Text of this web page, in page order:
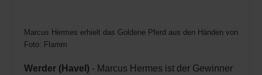
Marcus Hermes erhielt das Goldene Pferd aus den Händen von
Foto: Flamm
Werder (Havel) - Marcus Hermes ist der Gewinner